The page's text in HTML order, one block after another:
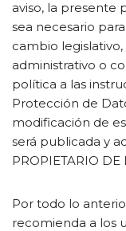
aviso, la presente
sea necesario
cambio
administrativo o
política a las
Protección de
modificación de
será publicada y
PROPIETARIO DE
Por todo lo
recomienda a los